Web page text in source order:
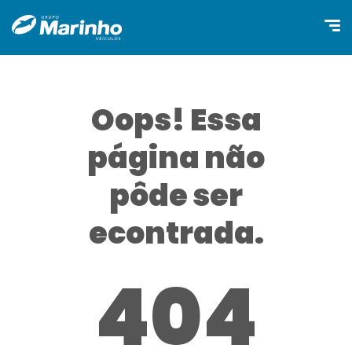
Oops! Essa
página não
pôde ser
econtrada.
404